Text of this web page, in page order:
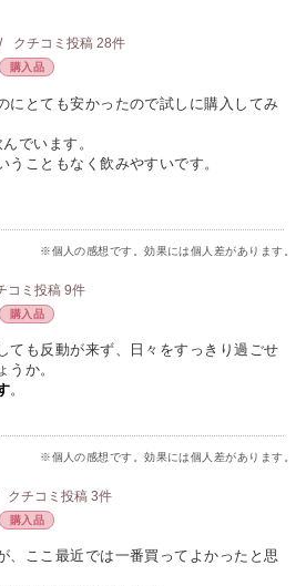
クチコミ投稿 28件
購入品
にとても安かったので試しに購入してみ
でいます。
こともなく飲みやすいです。
※個人の感想です。効果には個人差があります。
コミ投稿 9件
購入品
ても反動が来ず、日々をすっきり過ごせ
か。
。
※個人の感想です。効果には個人差があります。
クチコミ投稿 3件
購入品
、ここ最近では一番買ってよかったと思